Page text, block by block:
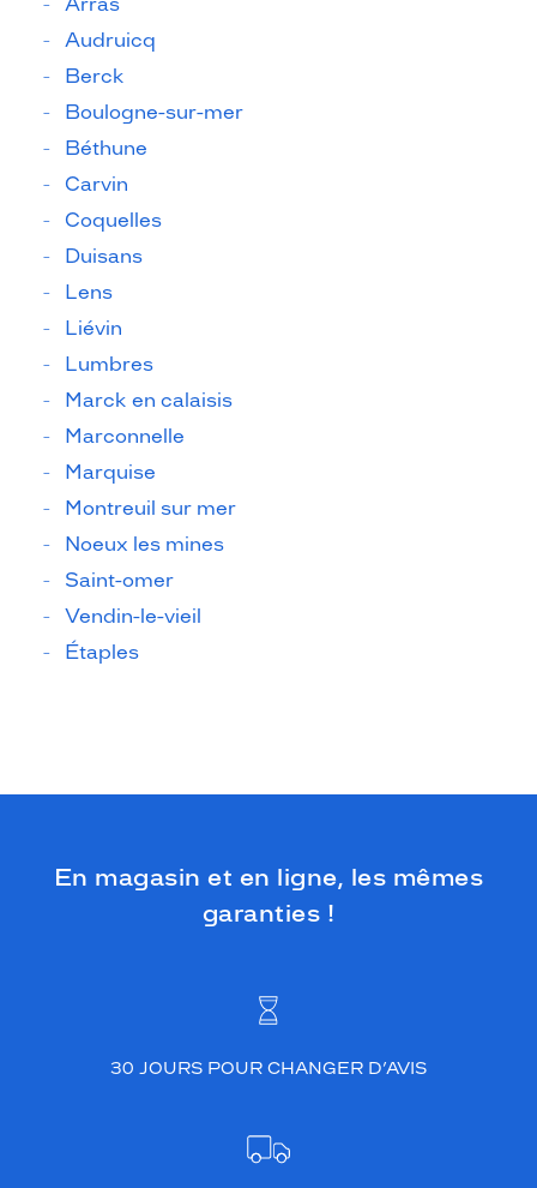
Audruicq
Berck
Boulogne-sur-mer
Béthune
Carvin
Coquelles
Duisans
Lens
Liévin
Lumbres
Marck en calaisis
Marconnelle
Marquise
Montreuil sur mer
Noeux les mines
Saint-omer
Vendin-le-vieil
Étaples
En magasin et en ligne, les mêmes
garanties !
30 JOURS POUR CHANGER D’AVIS